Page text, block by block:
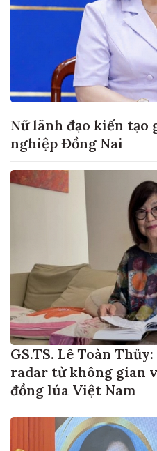
Nữ lãnh đạo kiến
nghiệp Đồng Nai
GS.TS. Lê Toàn
radar từ không gian
đồng lúa Việt Nam